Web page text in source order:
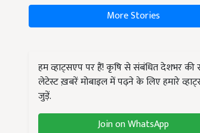
More Stories
हम व्हाट्सएप पर हैं! कृषि से संबंधित देशभर की
लेटेस्ट ख़बरें मोबाइल में पढ़ने के लिए हमारे
जुड़ें.
Join on WhatsApp